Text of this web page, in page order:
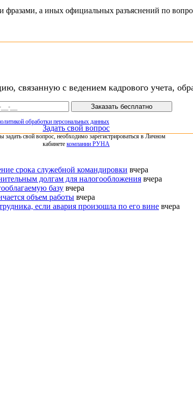
а иных официальных разъяснений по
связанную с ведением кадрового учета,
Заказать бесплатно
обработки персональных данных
Задать свой вопрос
задать свой вопрос, необходимо зарегистрироваться в Личном
кабинете компании РУНА
срока служебной командировки вчера
долгам для налогообложения вчера
базу вчера
объем работы вчера
если авария произошла по его вине вчера